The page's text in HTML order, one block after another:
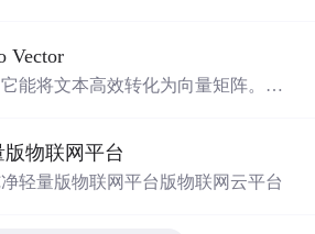
端框架: PySide6 (Qt 跨平台 GUI 框
(fitz) 编程语言: Python 3 打包工具:
模式处理：普通模式（保留PDF矢
、图像模式（高精度图片转换） 打
序、开票日期、开票金额三种方式
Vector
能将文本高效转化为向量矩阵。该
物联网平台
轻量版物联网平台版物联网云平台